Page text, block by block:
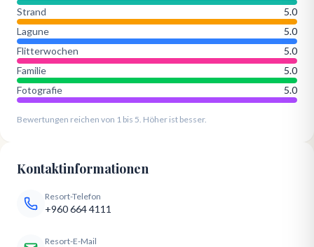
Strand
5.0
Lagune
5.0
Flitterwochen
5.0
Familie
5.0
Fotografie
5.0
Bewertungen reichen von 1 bis 5. Höher ist besser.
Kontaktinformationen
Resort-Telefon
+960 664 4111
Resort-E-Mail